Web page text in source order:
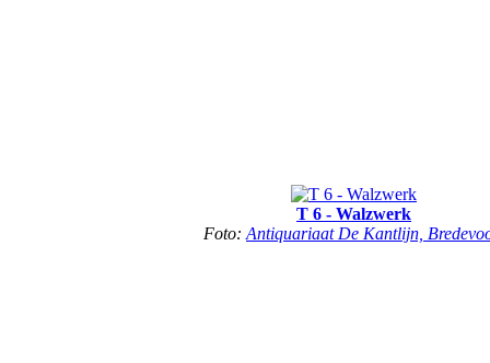
T 6 - Walzwerk
Foto: Antiquariaat De Kantlijn,